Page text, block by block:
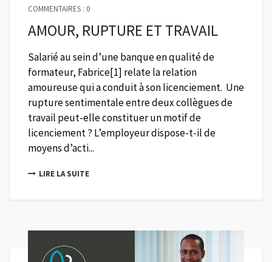
COMMENTAIRES : 0
AMOUR, RUPTURE ET TRAVAIL
Salarié au sein d’une banque en qualité de
formateur, Fabrice[1] relate la relation
amoureuse qui a conduit à son licenciement. Une
rupture sentimentale entre deux collègues de
travail peut-elle constituer un motif de
licenciement ? L’employeur dispose-t-il de
moyens d’acti...
LIRE LA SUITE